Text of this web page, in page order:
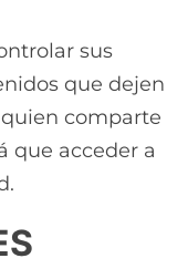
sus
que dejen
comparte
que acceder a